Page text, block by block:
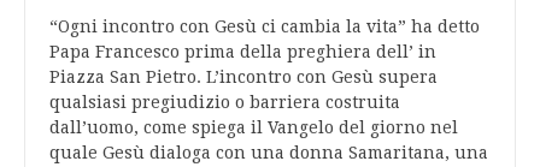
“Ogni incontro con Gesù ci cambia la vita” ha detto
Papa Francesco prima della preghiera dell’ in
Piazza San Pietro. L’incontro con Gesù supera
qualsiasi pregiudizio o barriera costruita
dall’uomo, come spiega il Vangelo del giorno nel
quale Gesù dialoga con una donna Samaritana, una